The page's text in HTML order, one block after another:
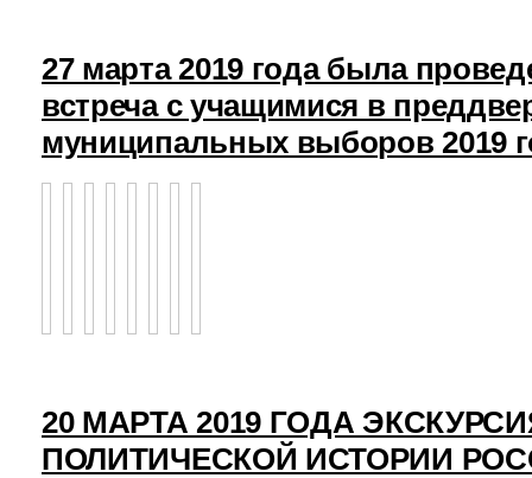
27 марта 2019 года была
встреча с учащимися в
муниципальных выборов 2019
20 МАРТА 2019 ГОДА
ПОЛИТИЧЕСКОЙ ИСТОРИИ